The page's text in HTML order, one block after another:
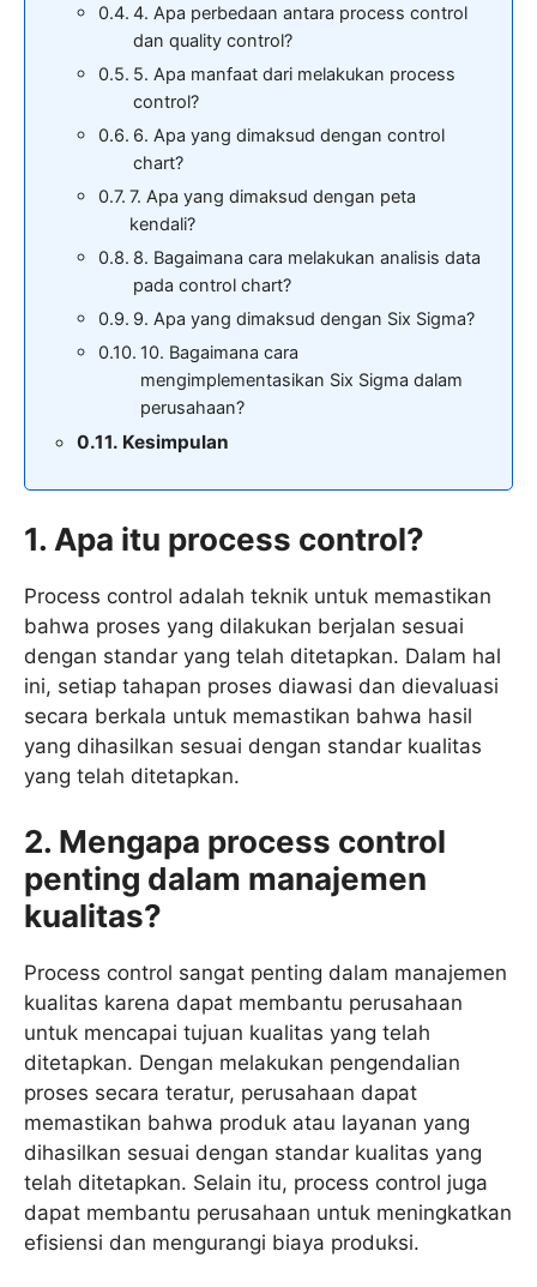
4. Apa perbedaan antara process control
dan quality control?
5. Apa manfaat dari melakukan process
control?
6. Apa yang dimaksud dengan control
chart?
7. Apa yang dimaksud dengan peta
kendali?
8. Bagaimana cara melakukan analisis data
pada control chart?
9. Apa yang dimaksud dengan Six Sigma?
10. Bagaimana cara
mengimplementasikan Six Sigma dalam
perusahaan?
Kesimpulan
1. Apa itu process control?
Process control adalah teknik untuk memastikan
bahwa proses yang dilakukan berjalan sesuai
dengan standar yang telah ditetapkan. Dalam hal
ini, setiap tahapan proses diawasi dan dievaluasi
secara berkala untuk memastikan bahwa hasil
yang dihasilkan sesuai dengan standar kualitas
yang telah ditetapkan.
2. Mengapa process control
penting dalam manajemen
kualitas?
Process control sangat penting dalam manajemen
kualitas karena dapat membantu perusahaan
untuk mencapai tujuan kualitas yang telah
ditetapkan. Dengan melakukan pengendalian
proses secara teratur, perusahaan dapat
memastikan bahwa produk atau layanan yang
dihasilkan sesuai dengan standar kualitas yang
telah ditetapkan. Selain itu, process control juga
dapat membantu perusahaan untuk meningkatkan
efisiensi dan mengurangi biaya produksi.